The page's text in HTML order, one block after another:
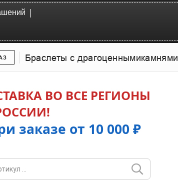
|
Браслеты с драгоценнымикамнями
ВО ВСЕ РЕГИОНЫ
заказе от 10 000 ₽